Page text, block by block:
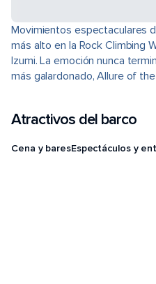
Movimientos espectaculares
más alto en la Rock Climbing
Izumi. La emoción nunca
más galardonado, Allure of
Atractivos del barco
Cena y baresEspectáculos y